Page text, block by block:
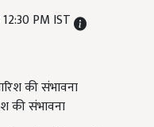
PM IST
की संभावना